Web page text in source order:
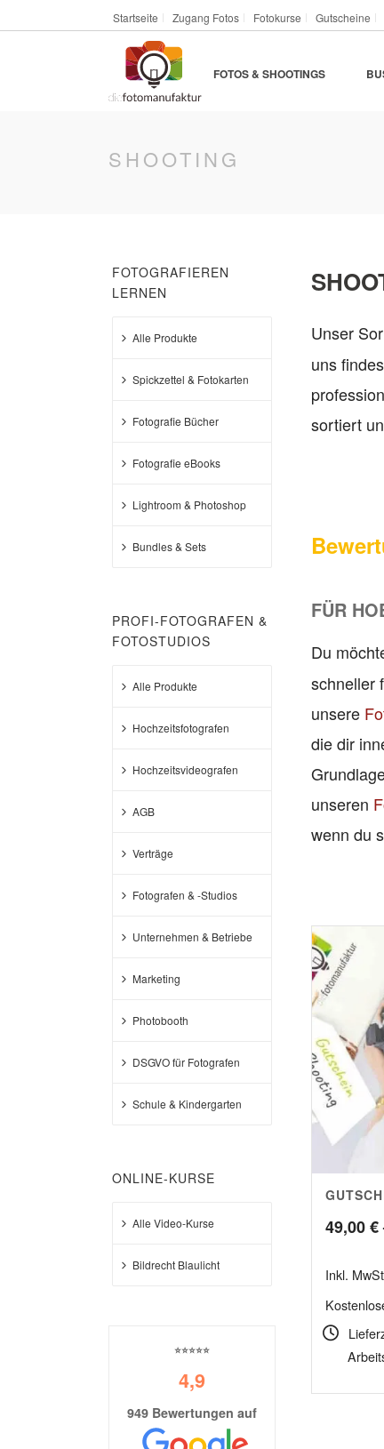
Startseite Zugang Fotos Fotokurse Gutscheine
FOTOS & SHOOTINGS
SHOOTING
Unser
uns
sortiert
FÜR
Du
schneller
unsere
die dir
unseren
wenn du
5.00
49,00€
Inkl.
FOTOGRAFIEREN
LERNEN
Alle Produkte
Spickzettel & Fotokarten
Fotografie Bücher
Fotografie eBooks
Lightroom & Photoshop
Bundles & Sets
PROFI-FOTOGRAFEN &
FOTOSTUDIOS
Alle Produkte
Hochzeitsfotografen
Hochzeitsvideografen
AGB
Verträge
Fotografen & -Studios
Unternehmen & Betriebe
Marketing
Photobooth
DSGVO für Fotografen
Schule & Kindergarten
ONLINE-KURSE
Alle Video-Kurse
Bildrecht Blaulicht
⭐⭐⭐⭐⭐
4,9
949 Bewertungen auf